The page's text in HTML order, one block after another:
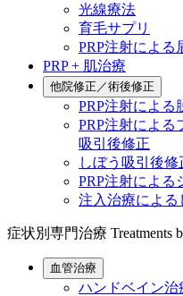
光線療法
育毛サプリ
PRP注射による
PRP + 肌治療
他院修正／術後修正
PRP注射による
PRP注射による
吸引後修正
しぼう吸引後修
PRP注射による
注入治療によ
症状別専門治療 Treatments
血管治療
ハンドベイン治